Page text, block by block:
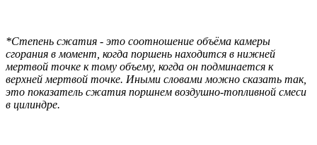
*Степень сжатия - это соотношение объёма камеры
сгорания в момент, когда поршень находится в нижней
мертвой точке к тому объему, когда он подминается к
верхней мертвой точке. Иными словами можно сказать так,
это показатель сжатия поршнем воздушно-топливной смеси
в цилиндре.